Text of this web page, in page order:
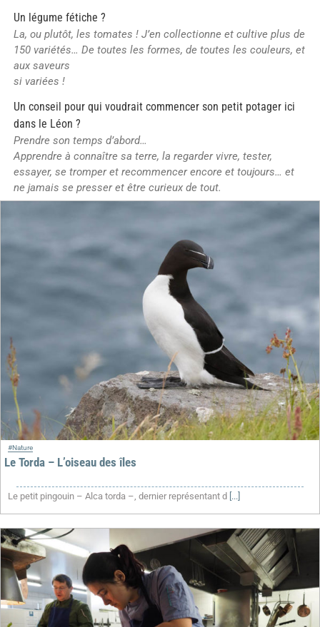
Un légume fétiche ?
La, ou plutôt, les tomates ! J’en collectionne et cultive plus de
150 variétés… De toutes les formes, de toutes les couleurs, et
aux saveurs
si variées !
Un conseil pour qui voudrait commencer son petit potager ici
dans le Léon ?
Prendre son temps d’abord…
Apprendre à connaître sa terre, la regarder vivre, tester,
essayer, se tromper et recommencer encore et toujours… et
ne jamais se presser et être curieux de tout.
#Nature
Le Torda – L’oiseau des îles
Le petit pingouin – Alca torda –, dernier représentant d[...]